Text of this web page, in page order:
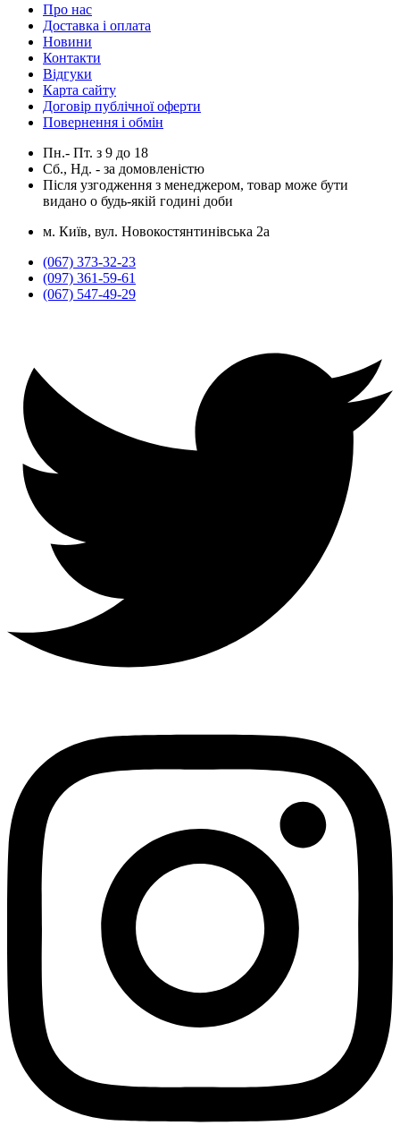
Про нас
Доставка і оплата
Новини
Контакти
Відгуки
Карта сайту
Договір публічної оферти
Повернення і обмін
Пн.- Пт. з 9 до 18
Сб., Нд. - за домовленістю
Після узгодження з менеджером, товар може бути
видано о будь-якій годині доби
м. Київ, вул. Новокостянтинівська 2а
(067) 373-32-23
(097) 361-59-61
(067) 547-49-29